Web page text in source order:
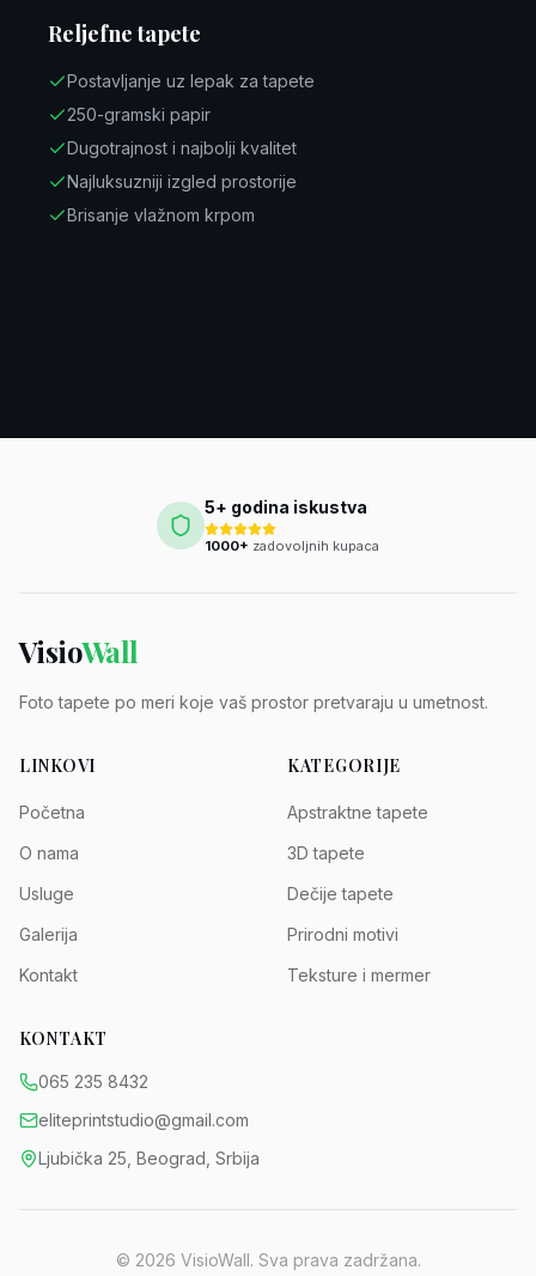
Reljefne tapete
Postavljanje uz lepak za tapete
250-gramski papir
Dugotrajnost i najbolji kvalitet
Najluksuzniji izgled prostorije
Brisanje vlažnom krpom
5+ godina iskustva
1000+ zadovoljnih kupaca
VisioWall
Foto tapete po meri koje vaš prostor pretvaraju u umetnost.
LINKOVI
Početna
O nama
Usluge
Galerija
Kontakt
KATEGORIJE
Apstraktne tapete
3D tapete
Dečije tapete
Prirodni motivi
Teksture i mermer
KONTAKT
065 235 8432
eliteprintstudio@gmail.com
Ljubička 25, Beograd, Srbija
© 2026 VisioWall. Sva prava zadržana.